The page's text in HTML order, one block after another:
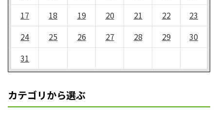
17
18 19 20 21 22
23
24
25 26 27 28 29
30
31
カテゴリから選ぶ